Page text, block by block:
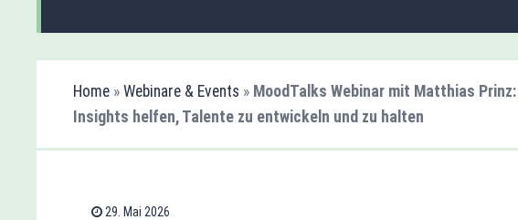
Home » Webinare & Events » MoodTalks Webinar mit Matthias
Insights helfen, Talente zu entwickeln und zu halten
29. Mai 2026